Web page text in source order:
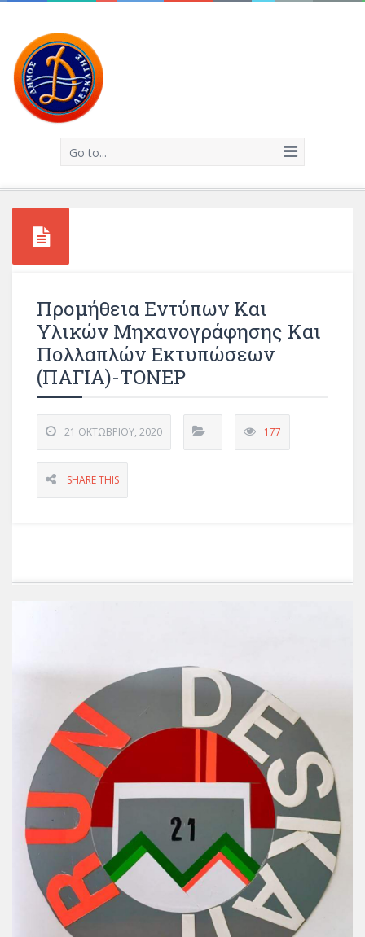
Go to...
Προμήθεια Εντύπων Και
Υλικών Μηχανογράφησης Και
Πολλαπλών Εκτυπώσεων
(ΠΑΓΙΑ)-ΤΟΝΕΡ
21 ΟΚΤΩΒΡΊΟΥ, 2020 177
SHARE THIS